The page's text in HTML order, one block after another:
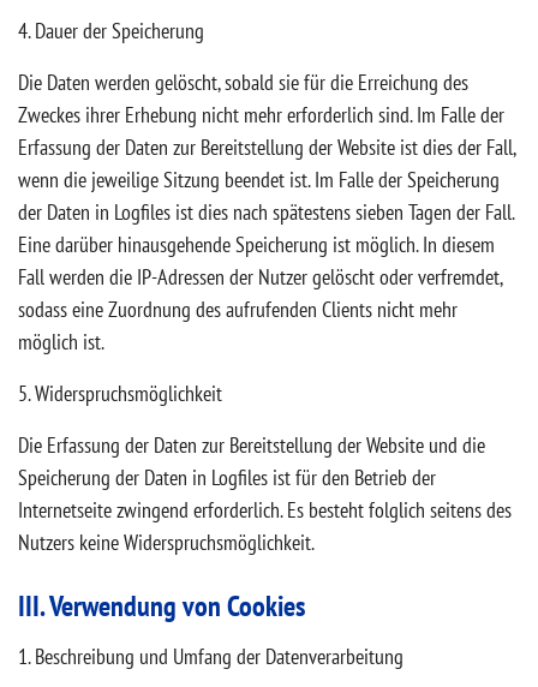
4. Dauer der Speicherung
Die Daten werden gelöscht, sobald sie für die Erreichung des
Zweckes ihrer Erhebung nicht mehr erforderlich sind. Im Falle der
Erfassung der Daten zur Bereitstellung der Website ist dies der Fall,
wenn die jeweilige Sitzung beendet ist. Im Falle der Speicherung
der Daten in Logfiles ist dies nach spätestens sieben Tagen der Fall.
Eine darüber hinausgehende Speicherung ist möglich. In diesem
Fall werden die IP-Adressen der Nutzer gelöscht oder verfremdet,
sodass eine Zuordnung des aufrufenden Clients nicht mehr
möglich ist.
5. Widerspruchsmöglichkeit
Die Erfassung der Daten zur Bereitstellung der Website und die
Speicherung der Daten in Logfiles ist für den Betrieb der
Internetseite zwingend erforderlich. Es besteht folglich seitens des
Nutzers keine Widerspruchsmöglichkeit.
III. Verwendung von Cookies
1. Beschreibung und Umfang der Datenverarbeitung